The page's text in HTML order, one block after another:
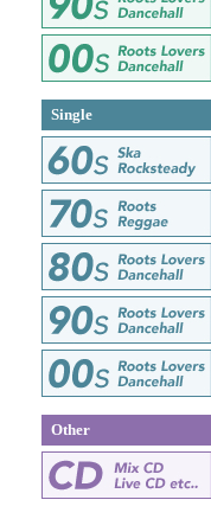
Single
Other